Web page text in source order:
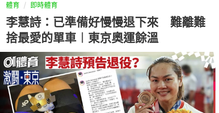
體育 即時體育
李慧詩：已準備好慢慢退下來 難離難
捨最愛的單車︱東京奧運餘溫